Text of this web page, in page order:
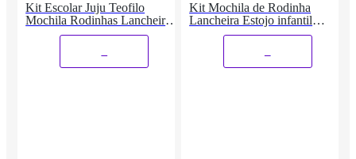
Kit Escolar Juju Teofilo
Mochila Rodinhas Lancheira e
Kit Mochila de Rodinha
Lancheira Estojo infantil
Princesas Mágicas